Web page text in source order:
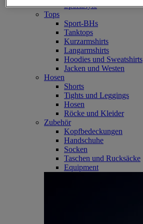
SportStyle
Tops
Sport-BHs
Tanktops
Kurzarmshirts
Langarmshirts
Hoodies und Sweatshirts
Jacken und Westen
Hosen
Shorts
Tights und Leggings
Hosen
Röcke und Kleider
Zubehör
Kopfbedeckungen
Handschuhe
Socken
Taschen und Rucksäcke
Equipment